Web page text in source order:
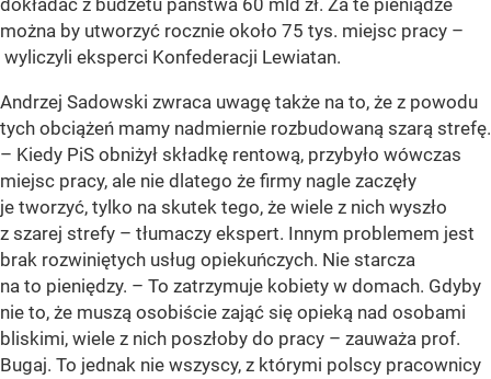
dokładać z budżetu państwa 60 mld zł. Za te pieniądze
można by utworzyć rocznie około 75 tys. miejsc pracy –
wyliczyli eksperci Konfederacji Lewiatan.
Andrzej Sadowski zwraca uwagę także na to, że z powodu
tych obciążeń mamy nadmiernie rozbudowaną szarą strefę.
– Kiedy PiS obniżył składkę rentową, przybyło wówczas
miejsc pracy, ale nie dlatego że firmy nagle zaczęły
je tworzyć, tylko na skutek tego, że wiele z nich wyszło
z szarej strefy – tłumaczy ekspert. Innym problemem jest
brak rozwiniętych usług opiekuńczych. Nie starcza
na to pieniędzy. – To zatrzymuje kobiety w domach. Gdyby
nie to, że muszą osobiście zająć się opieką nad osobami
bliskimi, wiele z nich poszłoby do pracy – zauważa prof.
Bugaj. To jednak nie wszyscy, z którymi polscy pracownicy